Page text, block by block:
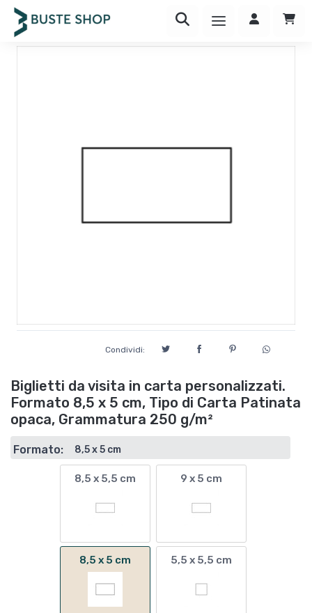
Condividi:
Biglietti da visita in carta personalizzati.
Formato 8,5 x 5 cm, Tipo di Carta Patinata
opaca, Grammatura 250 g/m²
Formato: 8,5 x 5 cm
8,5 x 5,5 cm 9 x 5 cm
8,5 x 5 cm 5,5 x 5,5 cm